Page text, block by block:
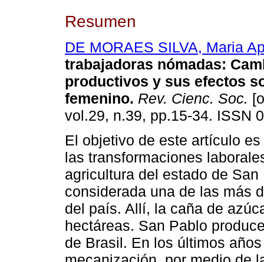
Resumen
DE MORAES SILVA, Maria
trabajadoras nómadas:
productivos y sus efectos
femenino. Rev. Cienc. Soc.
vol.29, n.39, pp.15-34. ISSN
El objetivo de este artículo
las transformaciones
agricultura del estado de San
considerada una de las más
del país. Allí, la caña de
hectáreas. San Pablo
de Brasil. En los últimos